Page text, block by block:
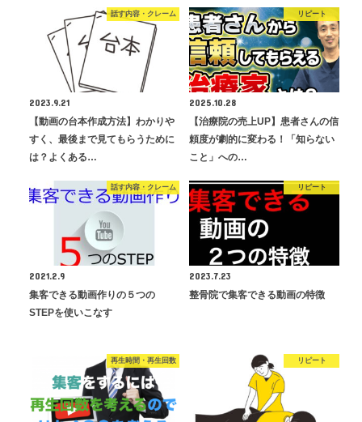
話す内容・クレーム
2023.9.21
【動画の台本作成方法】わかりや
すく、最後まで見てもらうために
は？よくある…
リピート
2025.10.28
【治療院の売上UP】患者さんの信
頼度が劇的に変わる！「知らない
こと」への…
話す内容・クレーム
2021.2.9
集客できる動画作りの５つの
STEPを使いこなす
リピート
2023.7.23
整骨院で集客できる動画の特徴
再生時間・再生回数 リピート